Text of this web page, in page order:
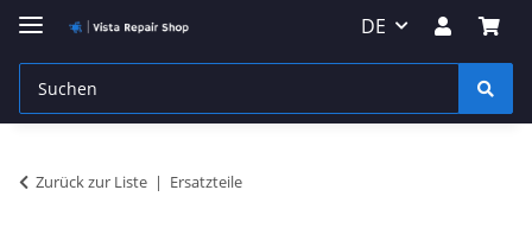
DE
Zurück zur Liste Ersatzteile